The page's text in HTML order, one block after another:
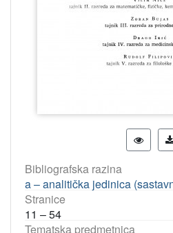
Bibliografska razina
a – analitička jedinica
Stranice
11 – 54
Tematska predmetnica